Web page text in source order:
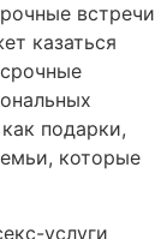
встречи
казаться
подарки,
которые
услуги